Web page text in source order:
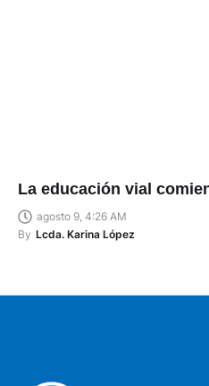
La educación vial
agosto 9, 4:26 AM
By Lcda. Karina López